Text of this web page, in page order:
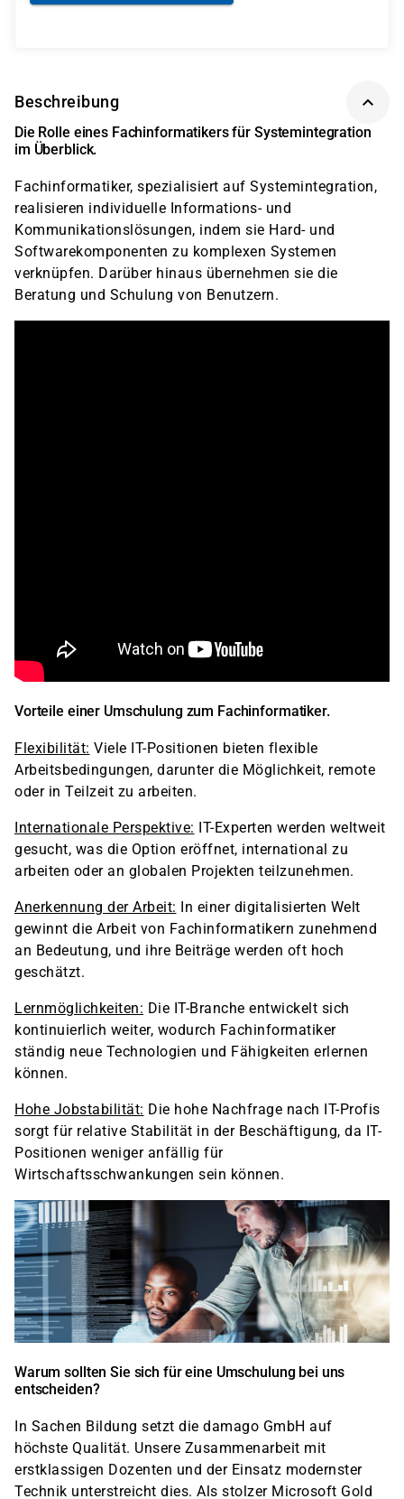
Beschreibung
Die Rolle eines Fachinformatikers für Systemintegration
im Überblick.
Fachinformatiker, spezialisiert auf Systemintegration,
realisieren individuelle Informations- und
Kommunikationslösungen, indem sie Hard- und
Softwarekomponenten zu komplexen Systemen
verknüpfen. Darüber hinaus übernehmen sie die
Beratung und Schulung von Benutzern.
Vorteile einer Umschulung zum Fachinformatiker.
Flexibilität: Viele IT-Positionen bieten flexible
Arbeitsbedingungen, darunter die Möglichkeit, remote
oder in Teilzeit zu arbeiten.
Internationale Perspektive: IT-Experten werden weltweit
gesucht, was die Option eröffnet, international zu
arbeiten oder an globalen Projekten teilzunehmen.
Anerkennung der Arbeit: In einer digitalisierten Welt
gewinnt die Arbeit von Fachinformatikern zunehmend
an Bedeutung, und ihre Beiträge werden oft hoch
geschätzt.
Lernmöglichkeiten: Die IT-Branche entwickelt sich
kontinuierlich weiter, wodurch Fachinformatiker
ständig neue Technologien und Fähigkeiten erlernen
können.
Hohe Jobstabilität: Die hohe Nachfrage nach IT-Profis
sorgt für relative Stabilität in der Beschäftigung, da IT-
Positionen weniger anfällig für
Wirtschaftsschwankungen sein können.
Warum sollten Sie sich für eine Umschulung bei uns
entscheiden?
In Sachen Bildung setzt die damago GmbH auf
höchste Qualität. Unsere Zusammenarbeit mit
erstklassigen Dozenten und der Einsatz modernster
Technik unterstreicht dies. Als stolzer Microsoft Gold